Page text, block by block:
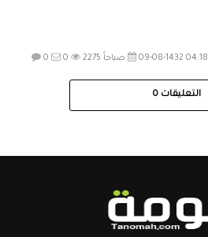
09-08-1432 04:18 صباحاً
0 0 2275
التعليقات 0